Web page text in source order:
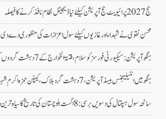
حج 2027 پرائیویٹ حج آپریشن کیلئے نیا ڈیجیٹل نظام نافذ کرنے کا فیصلہ
محسن نقوی نے شہداء اور غازیوں کیلئے سول اعزازات کی منظوری دے دی
ہنگو آپریشن: سیکیورٹی فورسز کو سلام، فتنۃ الخوارج کے 7 دہشت گردوں کی ہلاکت پر فخر ہے، میر سرفراز بگٹی
ہنگو میں انٹیلیجنس بیسڈ آپریشن، 7 دہشت گرد ہلاک، کیپٹن حمزہ اکرم شہید
سانحہ سول ہسپتال کی دسویں برسی: 8 اگست بلوچستان کی تاریخ کا سیاہ ترین دن ہے، وزیر اعلیٰ میر سرفراز بگٹی